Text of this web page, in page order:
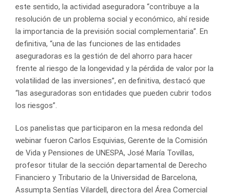
este sentido, la actividad aseguradora “contribuye a la
resolución de un problema social y económico, ahí reside
la importancia de la previsión social complementaria”. En
definitiva, “una de las funciones de las entidades
aseguradoras es la gestión de del ahorro para hacer
frente al riesgo de la longevidad y la pérdida de valor por la
volatilidad de las inversiones”, en definitiva, destacó que
“las aseguradoras son entidades que pueden cubrir todos
los riesgos”.
Los panelistas que participaron en la mesa redonda del
webinar fueron Carlos Esquivias, Gerente de la Comisión
de Vida y Pensiones de UNESPA, José María Tovillas,
profesor titular de la sección departamental de Derecho
Financiero y Tributario de la Universidad de Barcelona,
Assumpta Sentías Vilardell, directora del Área Comercial